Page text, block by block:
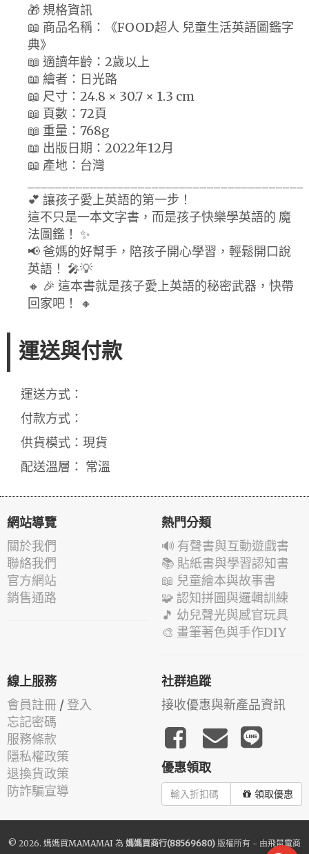
🎁 規格資訊
📖 商品名稱：《FOOD超人 兒童生活英語圖鑑字
典》
📖 適讀年齡：2歲以上
📖 繪者：日光路
📖 尺寸：24.8 × 30.7 × 1.3 cm
📖 頁數：72頁
📖 重量：768g
📖 出版日期：2022年12月
📖 產地：台灣
💕 讓孩子愛上英語的第一步！
這不只是一本文字書，而是孩子快樂學英語的 魔
法圖鑑！ ✨
📢 爸媽的好幫手，陪孩子開心學習，輕鬆開口說
英語！ 🎤💡
🔸 🎉 這本書就是孩子愛上英語的秘密武器，快帶
回家吧！ 🔸
運送與付款
運送方式：
付款方式：
供貨模式：現貨
配送溫層： 常溫
網站導覽
關於我們
聯絡我們
官方網站
銷售通路
熱門分類
🔊 有聲書與互動遊戲書
📚 貼紙書與學習認知書
📖 兒童繪本與故事書
🧩 認知拼圖與邏輯訓練
🎵 幼兒聲光與感官玩具
🎨 畫筆著色與手作DIY
線上服務
會員註冊 / 登入
忘記密碼
服務條款
隱私權政策
退換貨政策
防詐騙宣導
社群追蹤
接收優惠與新產品資訊
優惠領取
領取優惠
© 2026. 媽媽買MAMAMAI 為 媽媽買商行(88569680) 版權所有 - 由飛鼠電商